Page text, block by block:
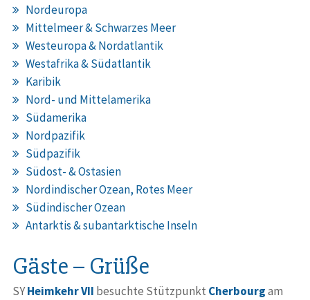
Nordeuropa
Mittelmeer & Schwarzes Meer
Westeuropa & Nordatlantik
Westafrika & Südatlantik
Karibik
Nord- und Mittelamerika
Südamerika
Nordpazifik
Südpazifik
Südost- & Ostasien
Nordindischer Ozean, Rotes Meer
Südindischer Ozean
Antarktis & subantarktische Inseln
Gäste – Grüße
SYHeimkehr VII besuchte Stützpunkt Cherbourgam